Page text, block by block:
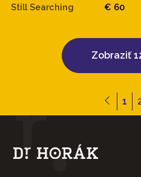
Still Searching € 60
Zobraziť
1